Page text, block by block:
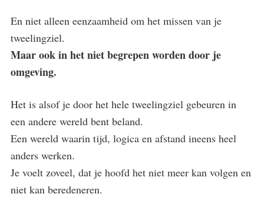
En niet alleen eenzaamheid om het missen van je
tweelingziel.
Maar ook in het niet begrepen worden door je
omgeving.
Het is alsof je door het hele tweelingziel gebeuren in
een andere wereld bent beland.
Een wereld waarin tijd, logica en afstand ineens heel
anders werken.
Je voelt zoveel, dat je hoofd het niet meer kan volgen en
niet kan beredeneren.